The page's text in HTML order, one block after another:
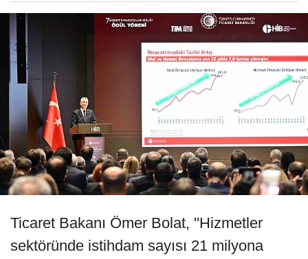
Ticaret Bakanı Ömer Bolat, ''Hizmetler
sektöründe istihdam sayısı 21 milyona